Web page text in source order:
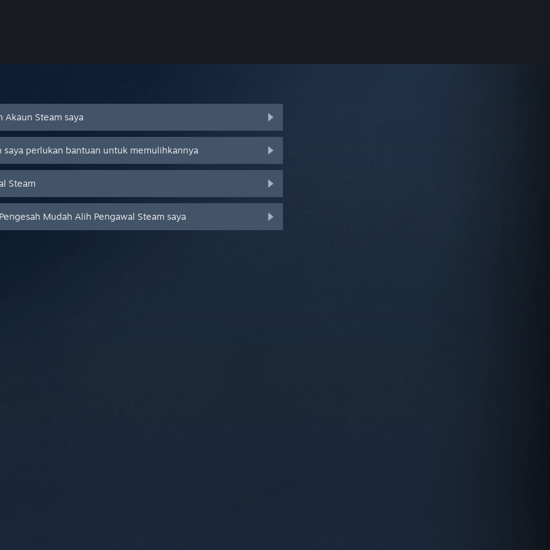
Akaun Steam saya
saya perlukan bantuan untuk memulihkannya
Steam
Mudah Alih Pengawal Steam saya